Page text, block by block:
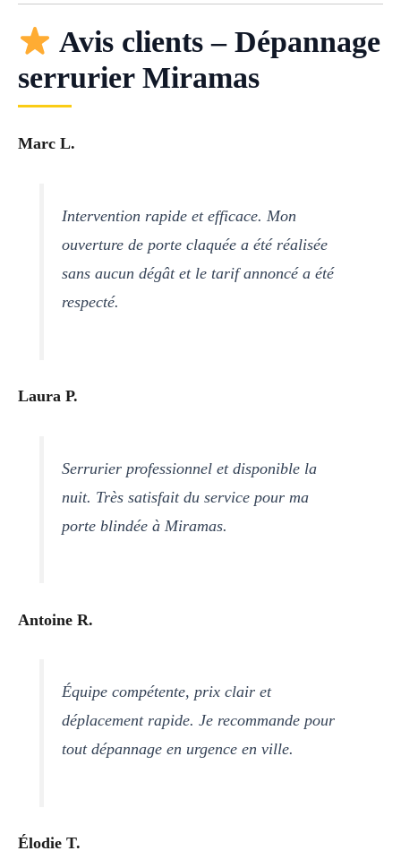
Avis clients – Dépannage
serrurier Miramas
Marc L.
Intervention rapide et efficace. Mon
ouverture de porte claquée a été réalisée
sans aucun dégât et le tarif annoncé a été
respecté.
Laura P.
Serrurier professionnel et disponible la
nuit. Très satisfait du service pour ma
porte blindée à Miramas.
Antoine R.
Équipe compétente, prix clair et
déplacement rapide. Je recommande pour
tout dépannage en urgence en ville.
Élodie T.